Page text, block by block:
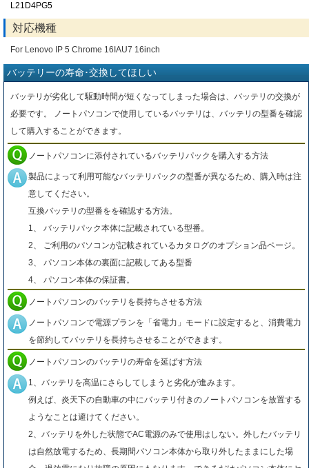
L21D4PG5
対応機種
For Lenovo IP 5 Chrome 16IAU7 16inch
バッテリーの寿命･交換してほしい
バッテリが劣化して駆動時間が短くなってしまった場合は、バッテリの交換が
必要です。 ノートパソコンで使用しているバッテリは、バッテリの型番を確認
して購入することができます。
ノートパソコンに添付されているバッテリパックを購入する方法
製品によって利用可能なバッテリパックの型番が異なるため、購入時は注
意してください。
互換バッテリの型番をを確認する方法。
1、 バッテリパック本体に記載されている型番。
2、 ご利用のパソコンが記載されているカタログのオプション品ページ。
3、 パソコン本体の裏面に記載してある型番
4、 パソコン本体の保証書。
ノートパソコンのバッテリを長持ちさせる方法
ノートパソコンで電源プランを「省電力」モードに設定すると、消費電力
を節約してバッテリを長持ちさせることができます。
ノートパソコンのバッテリの寿命を延ばす方法
1、バッテリを高温にさらしてしまうと劣化が進みます。
例えば、炎天下の自動車の中にバッテリ付きのノートパソコンを放置する
ようなことは避けてください。
2、バッテリを外した状態でAC電源のみで使用はしない。外したバッテリ
は自然放電するため、長期間パソコン本体から取り外したままにした場